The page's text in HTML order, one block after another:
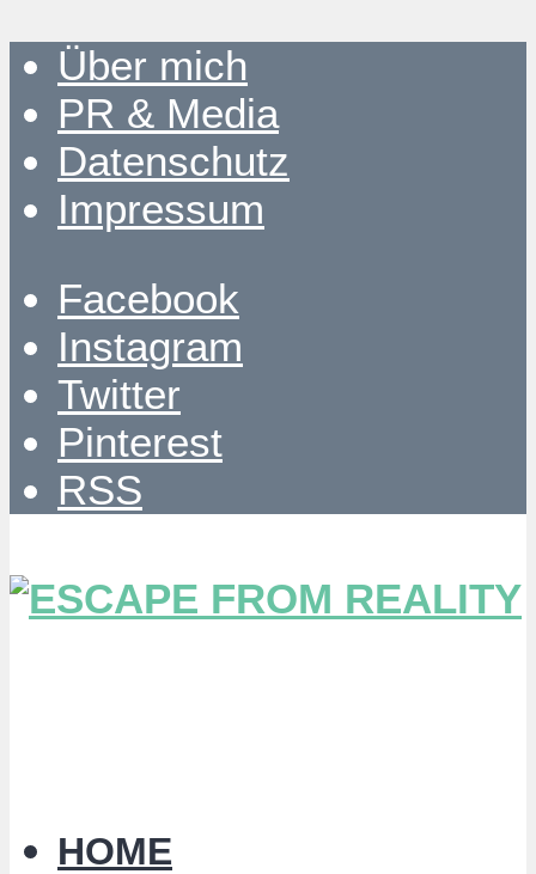
Über mich
PR & Media
Datenschutz
Impressum
Facebook
Instagram
Twitter
Pinterest
RSS
HOME